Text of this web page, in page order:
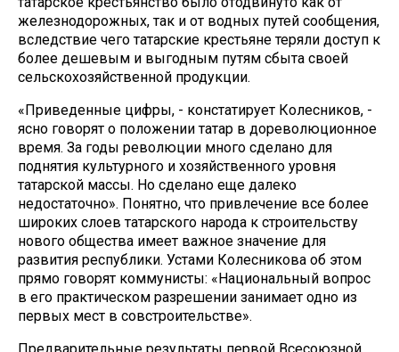
железнодорожных, так и от водных путей сообщения,
вследствие чего татарские крестьяне теряли доступ к
более дешевым и выгодным путям сбыта своей
сельскохозяйственной продукции.
«Приведенные цифры, - констатирует Колесников, -
ясно говорят о положении татар в дореволюционное
время. За годы революции много сделано для
поднятия культурного и хозяйственного уровня
татарской массы. Но сделано еще далеко
недостаточно». Понятно, что привлечение все более
широких слоев татарского народа к строительству
нового общества имеет важное значение для
развития республики. Устами Колесникова об этом
прямо говорят коммунисты: «Национальный вопрос
в его практическом разрешении занимает одно из
первых мест в совстроительстве».